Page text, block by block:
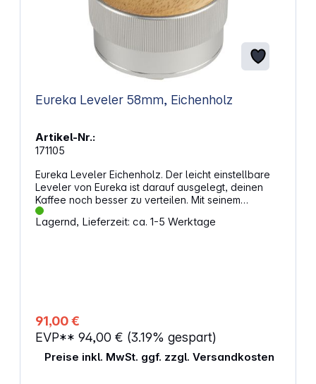
Eureka Leveler 58mm, Eichenholz
Artikel-Nr.:
171105
Eureka Leveler Eichenholz. Der leicht einstellbare
Leveler von Eureka ist darauf ausgelegt, deinen
Kaffee noch besser zu verteilen. Mit seinem
speziellen Verstellmechanismus sorgt er für eine
gleichmäßige und ausgeglichene Kaffeeverteilung.
Angenehmes und komfortables Erlebnis beim
Verteilen des Kaffees. Hochwertige Materialien:
Edelstahlbasis und Griff aus Holz. Durchmesser: 58
mm
Lagernd, Lieferzeit: ca. 1-5 Werktage
91,00 €
EVP** 94,00 € (3.19% gespart)
Preise inkl. MwSt. ggf. zzgl. Versandkosten